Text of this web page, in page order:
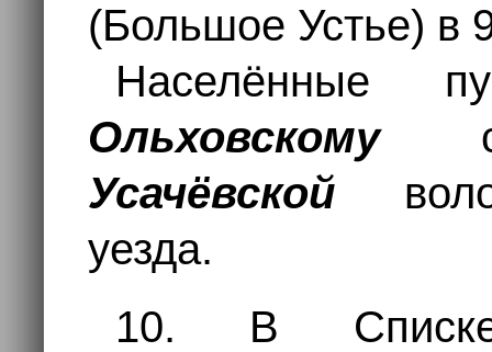
(Большое Устье) в
Населённые
Ольховскому
Усачёвской
уезда.
10. В